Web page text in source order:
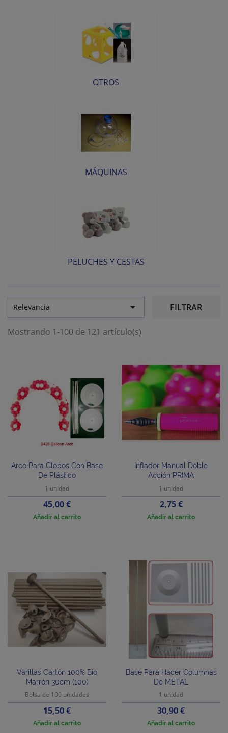
OTROS
MÁQUINAS
PELUCHES Y CESTAS
Relevancia  FILTRAR
Mostrando 1-100 de 121 artículo(s)
Arco Para Globos Con Base
De Plástico
1 unidad
Precio
45,00 €
Añadir al carrito
Inflador Manual Doble
Acción PRIMA
1 unidad
Precio
2,75 €
Añadir al carrito
Varillas Cartón 100% Bio
Marrón 30cm (100)
Bolsa de 100 unidades
Precio
15,50 €
Añadir al carrito
Base Para Hacer Columnas
De METAL
1 unidad
Precio
30,90 €
Añadir al carrito